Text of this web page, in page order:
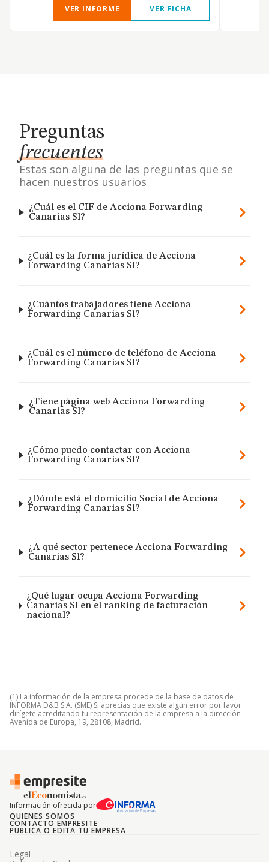
VER INFORME VER FICHA
Preguntas
frecuentes
Estas son alguna de las preguntas que se
hacen nuestros usuarios
¿Cuál es el CIF de Acciona Forwarding
Canarias Sl?
¿Cuál es la forma jurídica de Acciona
Forwarding Canarias Sl?
¿Cuántos trabajadores tiene Acciona
Forwarding Canarias Sl?
¿Cuál es el número de teléfono de Acciona
Forwarding Canarias Sl?
¿Tiene página web Acciona Forwarding
Canarias Sl?
¿Cómo puedo contactar con Acciona
Forwarding Canarias Sl?
¿Dónde está el domicilio Social de Acciona
Forwarding Canarias Sl?
¿A qué sector pertenece Acciona Forwarding
Canarias Sl?
¿Qué lugar ocupa Acciona Forwarding
Canarias Sl en el ranking de facturación
nacional?
(1) La información de la empresa procede de la base de datos de
INFORMA D&B S.A. (SME) Si aprecias que existe algún error por favor
dirígete acreditando tu representación de la empresa a la dirección
Avenida de Europa, 19, 28108, Madrid.
Información ofrecida por
QUIENES SOMOS
CONTACTO EMPRESITE
PUBLICA O EDITA TU EMPRESA
Legal